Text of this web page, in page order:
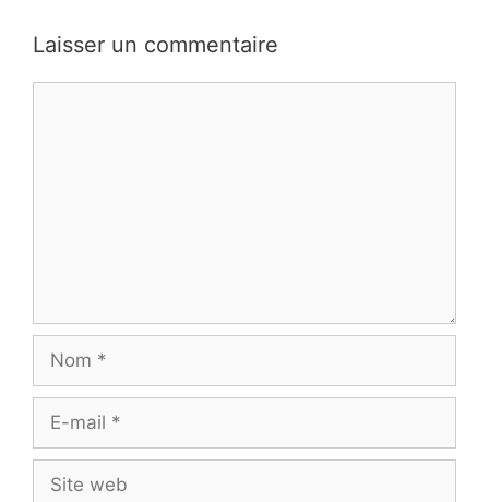
Laisser un commentaire
mail
web